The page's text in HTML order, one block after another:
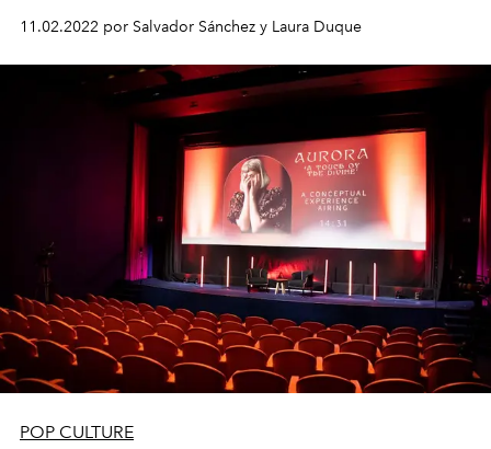
plataformas digitales.
11.02.2022 por Salvador Sánchez y Laura Duque
POP CULTURE